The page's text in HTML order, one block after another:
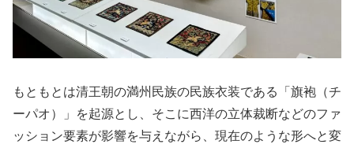
もともとは清王朝の満州民族の民族衣装である「旗袍（チ
ーパオ）」を起源とし、そこに西洋の立体裁断などのファ
ッション要素が影響を与えながら、現在のような形へと変